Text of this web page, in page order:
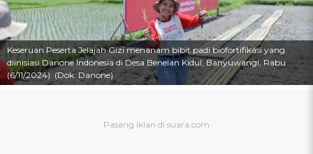
Keseruan Peserta Jelajah Gizi menanam bibit padi biofortifikasi yang
diinisiasi Danone Indonesia di Desa Benelan Kidul, Banyuwangi, Rabu
(6/11/2024). (Dok. Danone)